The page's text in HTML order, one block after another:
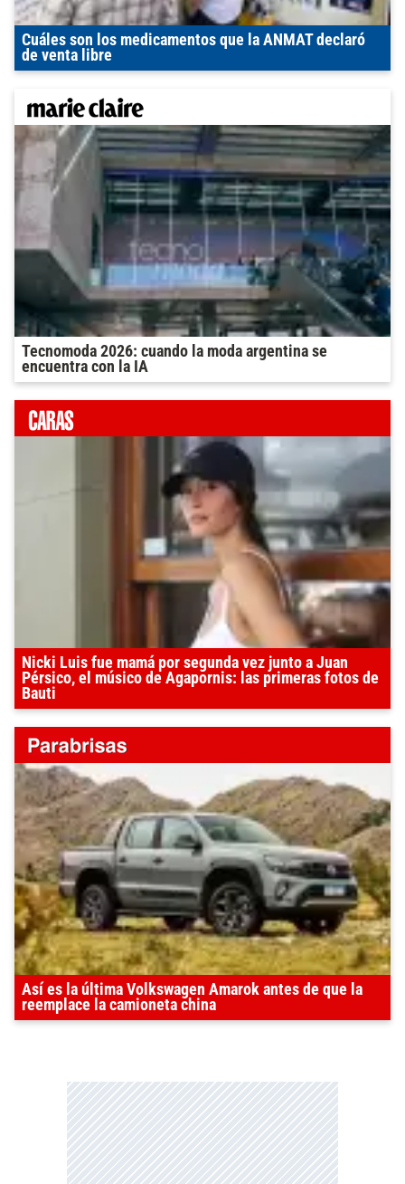
Cuáles son los medicamentos que la ANMAT declaró
de venta libre
Tecnomoda 2026: cuando la moda argentina se
encuentra con la IA
Nicki Luis fue mamá por segunda vez junto a Juan
Pérsico, el músico de Agapornis: las primeras fotos de
Bauti
Así es la última Volkswagen Amarok antes de que la
reemplace la camioneta china